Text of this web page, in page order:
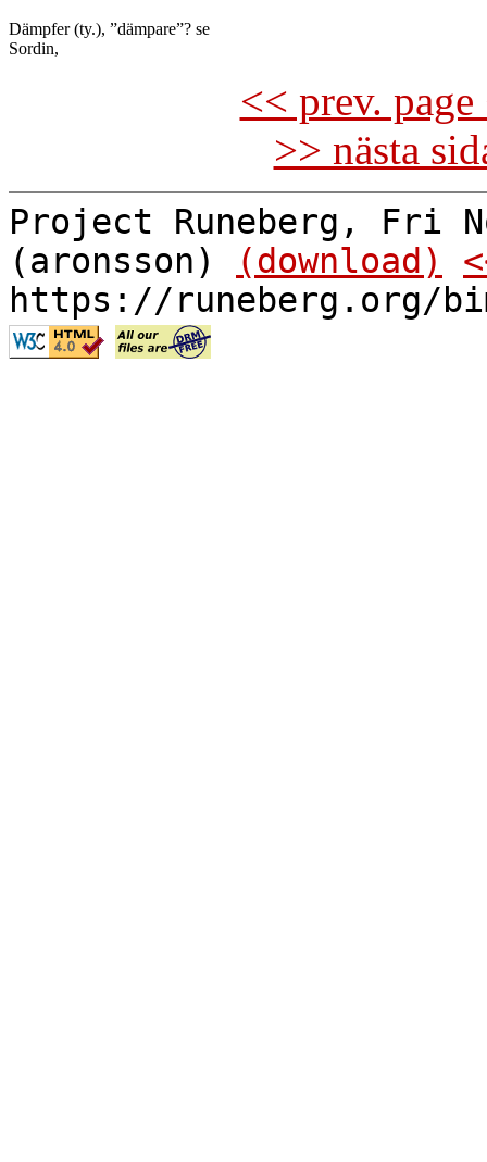
Dämpfer (ty.), ”dämpare”? se
<< prev.
>> nästa
Project Runeberg, Fri
(aronsson)
(download)
https://runeberg.org/